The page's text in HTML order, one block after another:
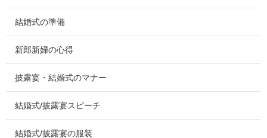
結婚式の準備
新郎新婦の心得
披露宴・結婚式のマナー
結婚式/披露宴スピーチ
結婚式/披露宴の服装